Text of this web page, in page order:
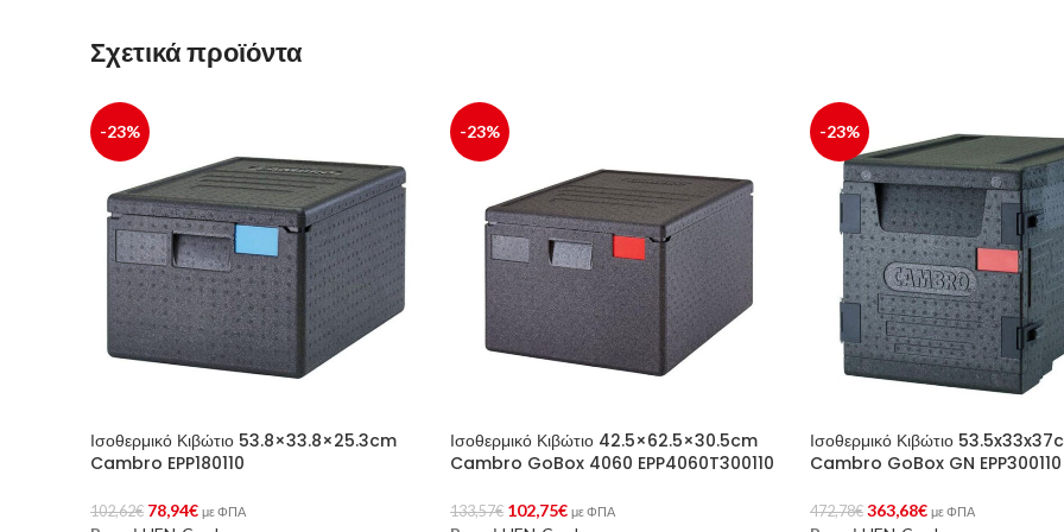
Σχετικά προϊόντα
-23%
Ισοθερμικό Κιβώτιο 53.8×33.8×25.3cm
Cambro EPP180110
102,62€ 78,94€ με ΦΠΑ
-23%
Ισοθερμικό Κιβώτιο 42.5×62.5×30.5cm
Cambro GoBox 4060 EPP4060T300110
133,57€ 102,75€ με ΦΠΑ
-23%
Ισοθερμικό Κιβώτιο
Cambro GoBox GN EPP300110
472,78€ 363,68€ με ΦΠΑ